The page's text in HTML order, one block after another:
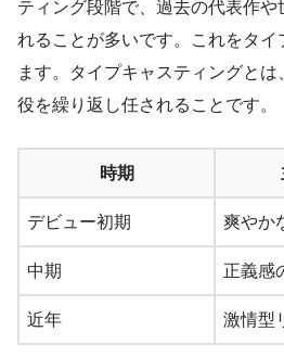
ティング段階で、過去の代表作や
れることが多いです。これをタ
ます。タイプキャスティングと
役を繰り返し任されることです。
時期
デビュー初期 爽やか
中期 正義感
近年 激情型